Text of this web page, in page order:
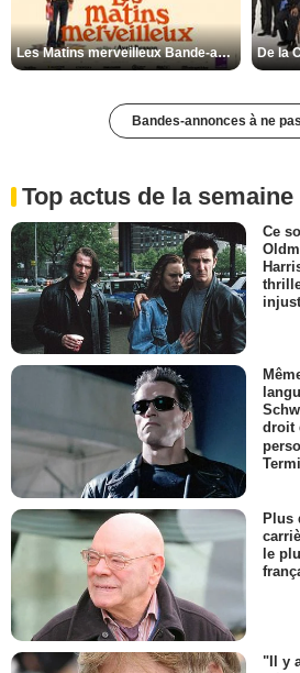
Les Matins merveilleux Bande-annonce VF
Bandes-annonces à ne
Top actus de la semaine
Ce
droit
Plus
le
"Il y